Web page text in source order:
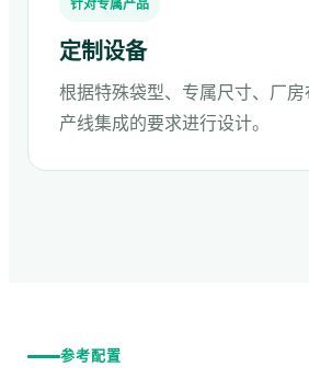
针对专属产品
定制设备
根据特殊袋型、专属尺寸、厂
产线集成的要求进行设计。
参考配置